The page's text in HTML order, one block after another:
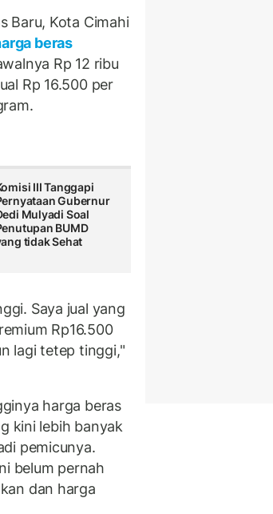
Baru, Kota Cimahi
beras
Rp 12 ribu
Rp 16.500 per
III Tanggapi
Gubernur
Mulyadi Soal
BUMD
tidak Sehat
Saya jual yang
Rp16.500
lagi tetep tinggi,"
harga beras
kini lebih banyak
pemicunya.
belum pernah
dan harga